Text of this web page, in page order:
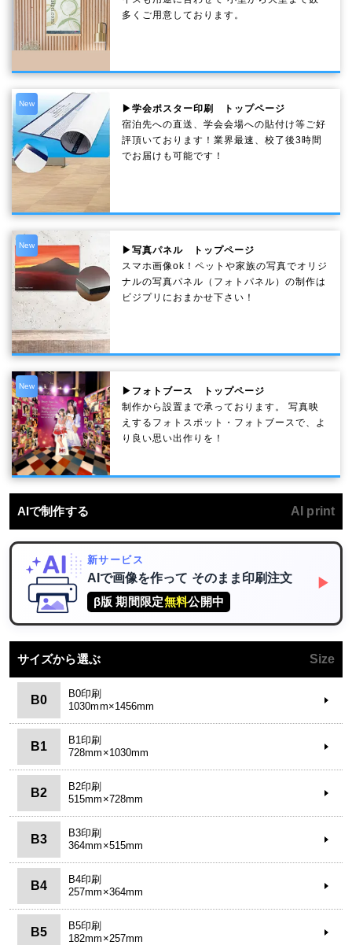
多くご用意しております。
New
▶学会ポスター印刷 トップページ
宿泊先への直送、学会会場への貼付け等ご好
評頂いております！業界最速、校了後3時間
でお届けも可能です！
New
▶写真パネル トップページ
スマホ画像ok！ペットや家族の写真でオリジ
ナルの写真パネル（フォトパネル）の制作は
ビジプリにおまかせ下さい！
New
▶フォトブース トップページ
制作から設置まで承っております。 写真映
えするフォトスポット・フォトブースで、よ
り良い思い出作りを！
AIで制作する AI print
新サービス
AIで画像を作って そのまま印刷注文
β版 期間限定無料公開中
▶
サイズから選ぶ Size
B0
B0印刷
1030mm×1456mm
B1
B1印刷
728mm×1030mm
B2
B2印刷
515mm×728mm
B3
B3印刷
364mm×515mm
B4
B4印刷
257mm×364mm
B5
B5印刷
182mm×257mm